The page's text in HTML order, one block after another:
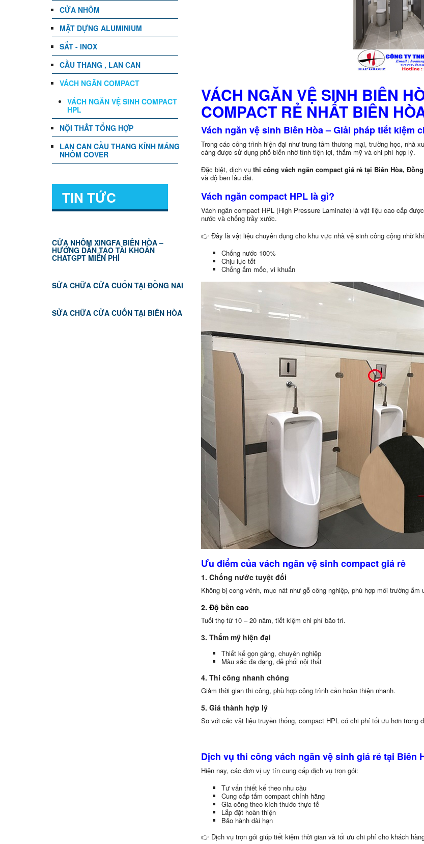
VÁCH NGĂN VỆ SINH BIÊN
COMPACT RẺ NHẤT BIÊN
Vách ngăn vệ sinh Biên Hòa – Giải pháp tiết kiệm
Trong các công trình hiện đại như trung tâm thương mại, trường học, nhà
càng được sử dụng phổ biến nhờ tính tiện lợi, thẩm mỹ và chi phí hợp lý.
Đặc biệt, dịch vụ thi công vách ngăn compact giá rẻ tại Biên Hòa,
và độ bền lâu dài.
Vách ngăn compact HPL là gì?
Vách ngăn compact HPL (High Pressure Laminate) là vật liệu cao cấp
nước và chống trầy xước.
👉 Đây là vật liệu chuyên dụng cho khu vực nhà vệ sinh công cộng nhờ
Chống nước 100%
Chịu lực tốt
Chống ẩm mốc, vi khuẩn
Ưu điểm của vách ngăn vệ sinh compact giá rẻ
1. Chống nước tuyệt đối
Không bị cong vênh, mục nát như gỗ công nghiệp, phù hợp môi trường ẩm
2. Độ bền cao
Tuổi thọ từ 10 – 20 năm, tiết kiệm chi phí bảo trì.
3. Thẩm mỹ hiện đại
Thiết kế gọn gàng, chuyên nghiệp
Màu sắc đa dạng, dễ phối nội thất
4. Thi công nhanh chóng
Giảm thời gian thi công, phù hợp công trình cần hoàn thiện nhanh.
5. Giá thành hợp lý
So với các vật liệu truyền thống, compact HPL có chi phí tối ưu hơn trong
Dịch vụ thi công vách ngăn vệ sinh giá rẻ tại Biên
Hiện nay, các đơn vị uy tín cung cấp dịch vụ trọn gói:
Tư vấn thiết kế theo nhu cầu
Cung cấp tấm compact chính hãng
Gia công theo kích thước thực tế
Lắp đặt hoàn thiện
Bảo hành dài hạn
👉 Dịch vụ trọn gói giúp tiết kiệm thời gian và tối ưu chi phí cho khách
CỬA NHÔM
MẶT DỰNG ALUMINIUM
SẮT - INOX
CẦU THANG , LAN CAN
VÁCH NGĂN COMPACT
VÁCH NGĂN VỆ SINH COMPACT
HPL
NỘI THẤT TỔNG HỢP
LAN CAN CẦU THANG KÍNH MÁNG
NHÔM COVER
TIN TỨC
CỬA NHÔM XINGFA BIÊN HÒA –
HƯỚNG DẪN TẠO TÀI KHOẢN
CHATGPT MIỄN PHÍ
SỬA CHỮA CỬA CUỐN TẠI ĐỒNG NAI
SỬA CHỮA CỬA CUỐN TẠI BIÊN HÒA